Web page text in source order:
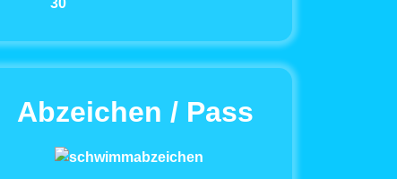
30
Abzeichen / Pass